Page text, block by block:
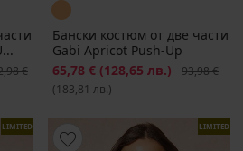
цена
€
Бански костюм от две части
Gabi Apricot Push-Up
Намаление
65,78 € (128,65 лв.)
93,98 €
(183,81 лв.)
LIMITED LIMITED